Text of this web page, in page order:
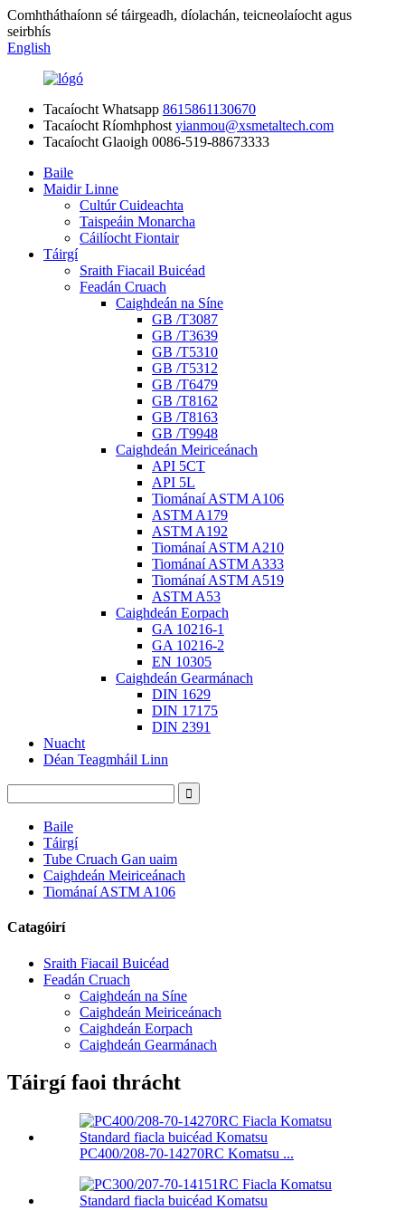
Comhtháthaíonn sé táirgeadh, díolachán, teicneolaíocht agus
seirbhís
English
Tacaíocht Whatsapp 8615861130670
Tacaíocht Ríomhphost yianmou@xsmetaltech.com
Tacaíocht Glaoigh 0086-519-88673333
Baile
Maidir Linne
Cultúr Cuideachta
Taispeáin Monarcha
Cáilíocht Fiontair
Táirgí
Sraith Fiacail Buicéad
Feadán Cruach
Caighdeán na Síne
GB /T3087
GB /T3639
GB /T5310
GB /T5312
GB /T6479
GB /T8162
GB /T8163
GB /T9948
Caighdeán Meiriceánach
API 5CT
API 5L
Tiománaí ASTM A106
ASTM A179
ASTM A192
Tiománaí ASTM A210
Tiománaí ASTM A333
Tiománaí ASTM A519
ASTM A53
Caighdeán Eorpach
GA 10216-1
GA 10216-2
EN 10305
Caighdeán Gearmánach
DIN 1629
DIN 17175
DIN 2391
Nuacht
Déan Teagmháil Linn
Baile
Táirgí
Tube Cruach Gan uaim
Caighdeán Meiriceánach
Tiománaí ASTM A106
Catagóirí
Sraith Fiacail Buicéad
Feadán Cruach
Caighdeán na Síne
Caighdeán Meiriceánach
Caighdeán Eorpach
Caighdeán Gearmánach
Táirgí faoi thrácht
PC400/208-70-14270RC Komatsu ...